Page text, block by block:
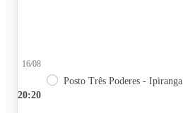
20:20
16/08
Posto Três Poderes - Ipiranga